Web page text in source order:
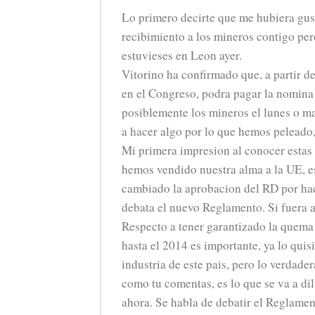
Lo primero decirte que me hubiera
recibimiento a los mineros contigo
estuvieses en Leon ayer.
Vitorino ha confirmado que, a partir
en el Congreso, podra pagar la
posiblemente los mineros el lunes o
a hacer algo por lo que hemos
Mi primera impresion al conocer
hemos vendido nuestra alma a la UE,
cambiado la aprobacion del RD por
debata el nuevo Reglamento. Si fuera
Respecto a tener garantizado la
hasta el 2014 es importante, ya lo
industria de este pais, pero lo
como tu comentas, es lo que se va a
ahora. Se habla de debatir el